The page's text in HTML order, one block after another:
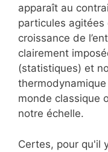
apparaît au
particules
croissance de
clairement
(statistiques) et
monde classique
notre échelle.
Certes, pour qu'il